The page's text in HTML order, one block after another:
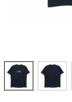
8.4inch
8.5inch
64mm
ソフトウィール
足回りセット
練習用アイテ
スケートケー
27.5cm
7分袖シャツ
キャップ
ソックス